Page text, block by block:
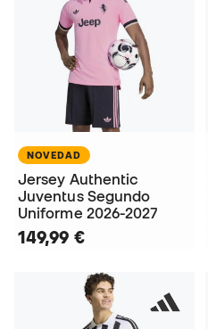
NOVEDAD
Jersey Authentic
Juventus Segundo
Uniforme 2026-2027
149,99 €